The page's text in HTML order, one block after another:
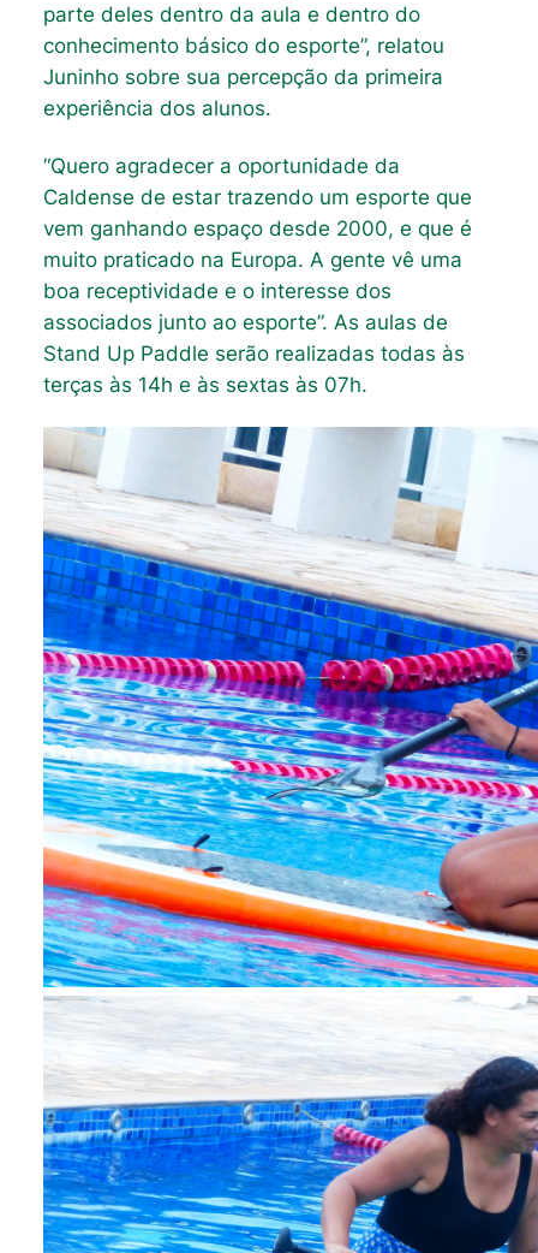
parte deles dentro da aula e dentro do
conhecimento básico do esporte”, relatou
Juninho sobre sua percepção da primeira
experiência dos alunos.
“Quero agradecer a oportunidade da
Caldense de estar trazendo um esporte que
vem ganhando espaço desde 2000, e que é
muito praticado na Europa. A gente vê uma
boa receptividade e o interesse dos
associados junto ao esporte”. As aulas de
Stand Up Paddle serão realizadas todas às
terças às 14h e às sextas às 07h.